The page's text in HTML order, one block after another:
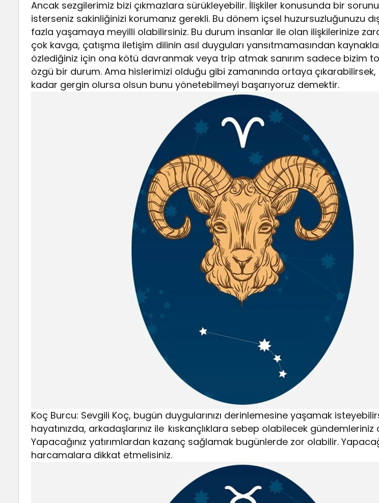
Ancak sezgilerimiz bizi çıkmazlara sürükleyebilir. İlişkiler konusunda bir
isterseniz sakinliğinizi korumanız gerekli. Bu dönem içsel huzursuzluğunuzu
fazla yaşamaya meyilli olabilirsiniz. Bu durum insanlar ile olan ilişkilerinize
çok kavga, çatışma iletişim dilinin asıl duyguları yansıtmamasından
özlediğiniz için ona kötü davranmak veya trip atmak sanırım sadece bizim
özgü bir durum. Ama hislerimizi olduğu gibi zamanında ortaya
kadar gergin olursa olsun bunu yönetebilmeyi başarıyoruz demektir.
Koç Burcu: Sevgili Koç, bugün duygularınızı derinlemesine yaşamak
hayatınızda, arkadaşlarınız ile kıskançlıklara sebep olabilecek gündemleriniz
Yapacağınız yatırımlardan kazanç sağlamak bugünlerde zor olabilir.
harcamalara dikkat etmelisiniz.